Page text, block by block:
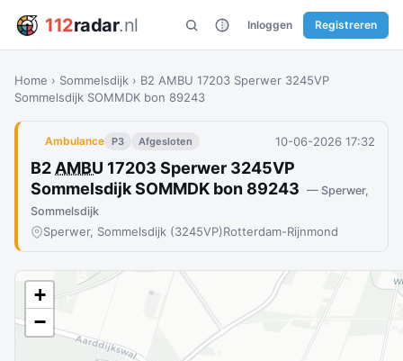
112radar.nl Inloggen Registreren
Home › Sommelsdijk › B2 AMBU 17203 Sperwer 3245VP
Sommelsdijk SOMMDK bon 89243
Ambulance P3 Afgesloten 10-06-2026 17:32
B2 AMBU 17203 Sperwer 3245VP
Sommelsdijk SOMMDK bon 89243 — Sperwer,
Sommelsdijk
Sperwer, Sommelsdijk (3245VP)Rotterdam-Rijnmond
+
−